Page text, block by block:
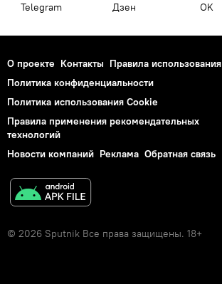
Telegram Дзен OK
О проекте Контакты Правила использования
Политика конфиденциальности
Политика использования Cookie
Правила применения рекомендательных
технологий
Новости компаний Реклама Обратная связь
© 2026 Sputnik Все права защищены. 18+